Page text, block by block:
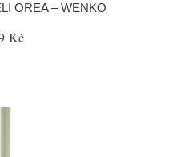
OREA – WENKO
Kč